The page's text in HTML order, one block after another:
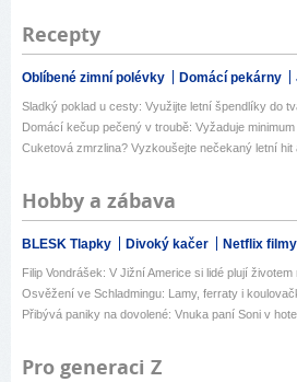
Recepty
Oblíbené zimní polévky Domácí pekárny
Sladký poklad u cesty: Využijte letní špendlíky do
Domácí kečup pečený v troubě: Vyžaduje minimum
Cuketová zmrzlina? Vyzkoušejte nečekaný letní hit
Hobby a zábava
BLESK Tlapky Divoký kačer Netflix
Filip Vondrášek: V Jižní Americe si lidé plují životem
Osvěžení ve Schladmingu: Lamy, ferraty i
Přibývá paniky na dovolené: Vnuka paní Soni v
Pro generaci Z